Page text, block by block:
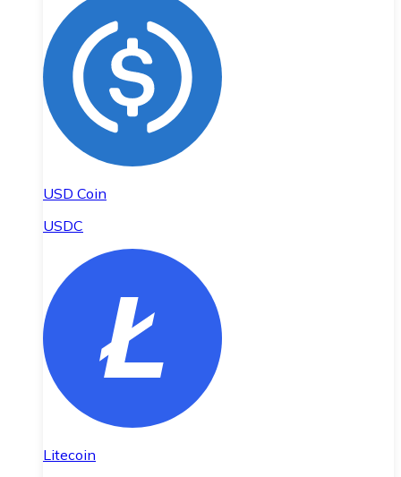
USD Coin
USDC
Litecoin